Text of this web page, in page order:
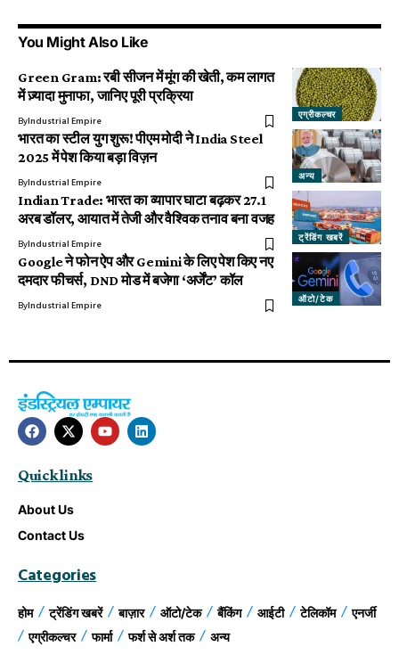
You Might Also Like
एग्रीकल्चर
Green Gram: रबी सीजन में मूंग की खेती, कम लागत
में ज़्यादा मुनाफा, जानिए पूरी प्रक्रिया
ByIndustrial Empire
अन्य
भारत का स्टील युग शुरू! पीएम मोदी ने India Steel
2025 में पेश किया बड़ा विज़न
ByIndustrial Empire
ट्रेंडिंग खबरें
Indian Trade: भारत का व्यापार घाटा बढ़कर 27.1
अरब डॉलर, आयात में तेजी और वैश्विक तनाव बना वजह
ByIndustrial Empire
ऑटो/टेक
Google ने फोन ऐप और Gemini के लिए पेश किए नए
दमदार फीचर्स, DND मोड में बजेगा ‘अर्जेंट’ कॉल
ByIndustrial Empire
Quick links
About Us
Contact Us
Categories
होम ट्रेंडिंग खबरें बाज़ार ऑटो/टेक बैंकिंग आईटी टेलिकॉम
एनर्जी
एग्रीकल्चर
फार्मा फर्श से अर्श तक अन्य